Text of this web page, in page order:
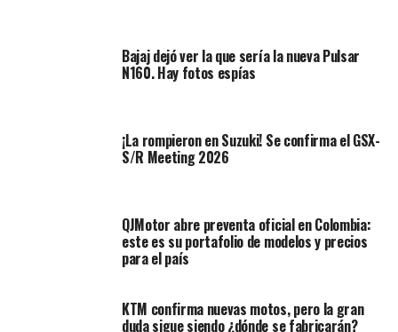
La nueva Continental GT-R 750 luce un carenado
vintage que le confiere el clásico aspecto de una café
De Maranello al asfalto: la moto que tiene un V8
Una nueva potencia
Bajaj dejó ver la que sería la nueva Pulsar
N160. Hay fotos espías
¡La rompieron en Suzuki! Se confirma el GSX-
S/R Meeting 2026
QJMotor abre preventa oficial en Colombia:
este es su portafolio de modelos y precios
para el país
KTM confirma nuevas motos, pero la gran
duda sigue siendo ¿dónde se fabricarán?